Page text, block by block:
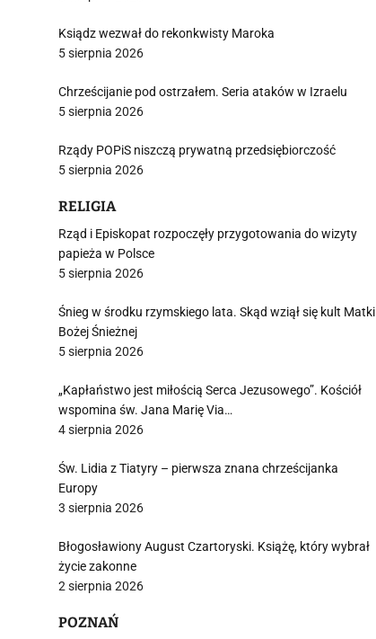
Ksiądz wezwał do rekonkwisty Maroka
5 sierpnia 2026
Chrześcijanie pod ostrzałem. Seria ataków w Izraelu
5 sierpnia 2026
Rządy POPiS niszczą prywatną przedsiębiorczość
5 sierpnia 2026
RELIGIA
Rząd i Episkopat rozpoczęły przygotowania do wizyty
papieża w Polsce
5 sierpnia 2026
Śnieg w środku rzymskiego lata. Skąd wziął się kult Matki
Bożej Śnieżnej
5 sierpnia 2026
„Kapłaństwo jest miłością Serca Jezusowego”. Kościół
wspomina św. Jana Marię Via…
4 sierpnia 2026
Św. Lidia z Tiatyry – pierwsza znana chrześcijanka
Europy
3 sierpnia 2026
Błogosławiony August Czartoryski. Książę, który wybrał
życie zakonne
2 sierpnia 2026
POZNAŃ